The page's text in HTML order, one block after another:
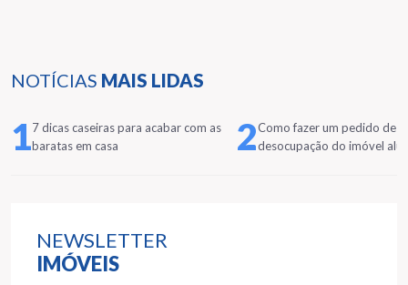
NOTÍCIAS MAIS LIDAS
17 dicas caseiras para acabar com as
baratas em casa
2Como fazer um pedido de
desocupação do imóvel
NEWSLETTER
IMÓVEIS